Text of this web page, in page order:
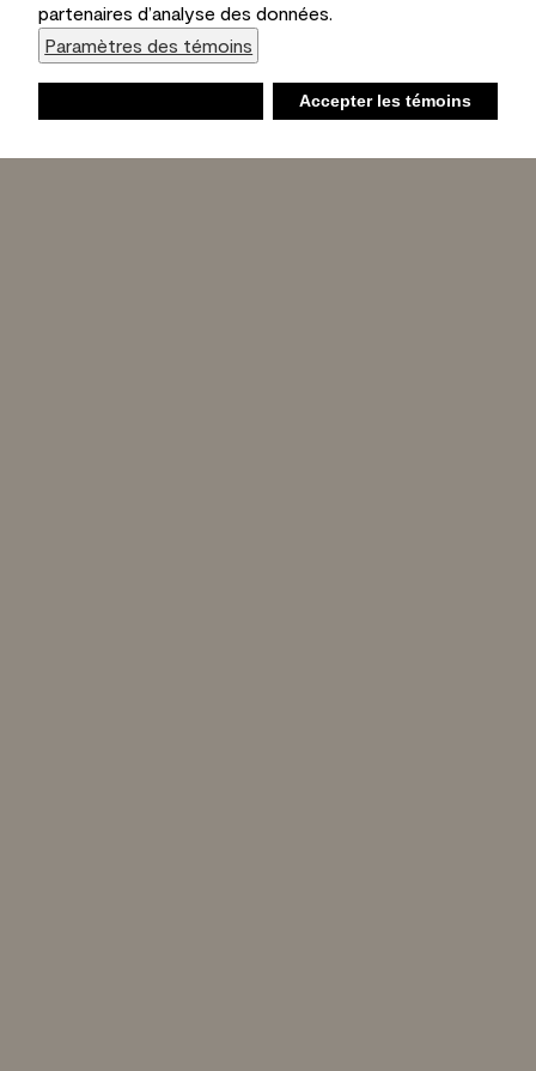
partenaires d’analyse des données.
Paramètres des témoins
Accepter les témoins
Liste d’achats